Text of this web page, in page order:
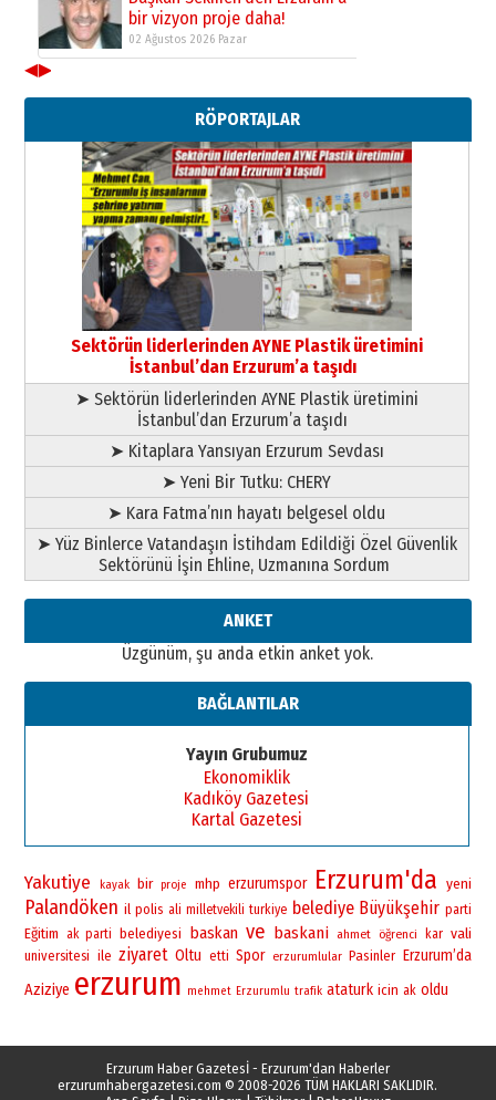
SEÇİYORSUNUZ… “NEDEN
ATATÜRK ÜNİVERSİTESİ?”
Ahmed Yesevi’den bir Alperen…
”Reisimiz” idi… Hakka yürüdü.!
26 Mart 2026 Perşembe
Cem Bakırcı
Ardında bıraktığı hatıralarıyla
gönül adamı Faruk Terzioğlu!
13 Mayıs 2026 Çarşamba
Esat BİNDESEN
Başkan Sekmen’den Erzurum’a
bir vizyon proje daha!
02 Ağustos 2026 Pazar
◀▶
RÖPORTAJLAR
Sektörün liderlerinden AYNE Plastik üretimini
İstanbul’dan Erzurum’a taşıdı
➤ Sektörün liderlerinden AYNE Plastik üretimini
İstanbul’dan Erzurum’a taşıdı
➤ Kitaplara Yansıyan Erzurum Sevdası
➤ Yeni Bir Tutku: CHERY
➤ Kara Fatma’nın hayatı belgesel oldu
➤ Yüz Binlerce Vatandaşın İstihdam Edildiği Özel Güvenlik
Sektörünü İşin Ehline, Uzmanına Sordum
ANKET
Üzgünüm, şu anda etkin anket yok.
BAĞLANTILAR
Yayın Grubumuz
Ekonomiklik
Kadıköy Gazetesi
Kartal Gazetesi
Yakutiye kayak bir proje mhp erzurumspor Erzurum'da yeni
Palandöken il polis ali milletvekili turkiye belediye Büyükşehir parti
Eğitim ak parti belediyesi baskan ve baskani ahmet öğrenci kar vali
universitesi ile ziyaret Oltu etti Spor erzurumlular Pasinler Erzurum’da
Aziziye erzurum mehmet Erzurumlu trafik ataturk icin ak oldu
Erzurum Haber Gazetesİ - Erzurum'dan Haberler
erzurumhabergazetesi.com © 2008-2026 TÜM HAKLARI SAKLIDIR.